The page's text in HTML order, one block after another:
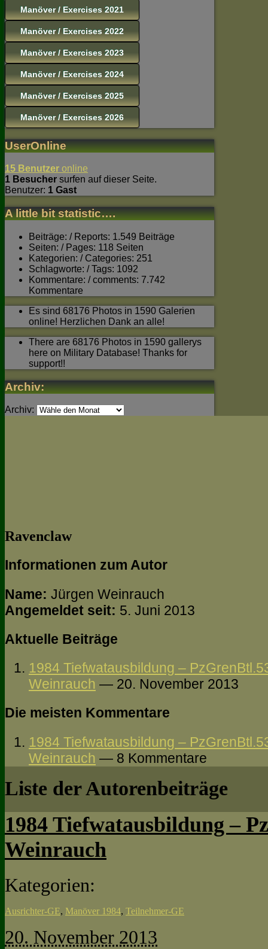
Manöver / Exercises 2021
Manöver / Exercises 2022
Manöver / Exercises 2023
Manöver / Exercises 2024
Manöver / Exercises 2025
Manöver / Exercises 2026
UserOnline
15 Benutzer online
1 Besucher surfen auf dieser Seite.
Benutzer: 1 Gast
A little bit statistic….
Beiträge: / Reports: 1.549 Beiträge
Seiten: / Pages: 118 Seiten
Kategorien: / Categories: 251
Schlagworte: / Tags: 1092
Kommentare: / comments: 7.742
Kommentare
Es sind 68176 Photos in 1590 Galerien
online! Herzlichen Dank an alle!
There are 68176 Photos in 1590 gallerys
here on Military Database! Thanks for
support!!
Archiv:
Archiv:
Ravenclaw
Informationen zum Autor
Name: Jürgen Weinrauch
Angemeldet seit: 5. Juni 2013
Aktuelle Beiträge
1984 Tiefwatausbildung –
Weinrauch — 20. November 2013
Die meisten Kommentare
1984 Tiefwatausbildung –
Weinrauch — 8 Kommentare
Liste der Autorenbeiträge
1984 Tiefwatausbildung –
Weinrauch
Kategorien:
Ausrichter-GE, Manöver 1984, Teilnehmer-GE
20. November 2013